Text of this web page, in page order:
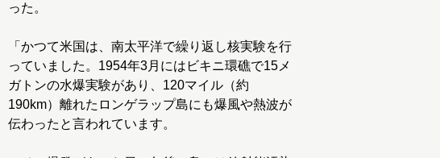
った。
「かつて米国は、南太平洋で繰り返し核実験を行
っていました。1954年3月にはビキニ環礁で15メ
ガトンの水爆実験があり、120マイル（約
190km）離れたロンゲラップ島にも爆風や熱波が
伝わったと言われています。